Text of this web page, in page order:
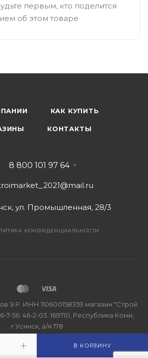
В КОРЗИНУ
первым, кто поделится
об этом товаре
КАК КУПИТЬ
КОНТАКТЫ
8 800 101 97 64
ул. Промышленная, 28/3
КОНФИДЕНЦИАЛЬНОСТИ
Э.Р. ИНН 110600158359 магазин "Строй
7-56; 46-2-03. 169710, Республика Коми,
г.Усинск, а/я 178